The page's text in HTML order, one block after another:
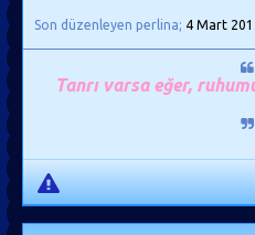
Son düzenleyen perlina; 4 Mart
Tanrı varsa eğer,